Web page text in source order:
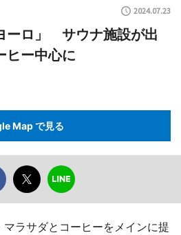
2024.07.23
ーロ」 サウナ施設が出
ヒー中心に
Map で見る
ラサダとコーヒーをメインに提